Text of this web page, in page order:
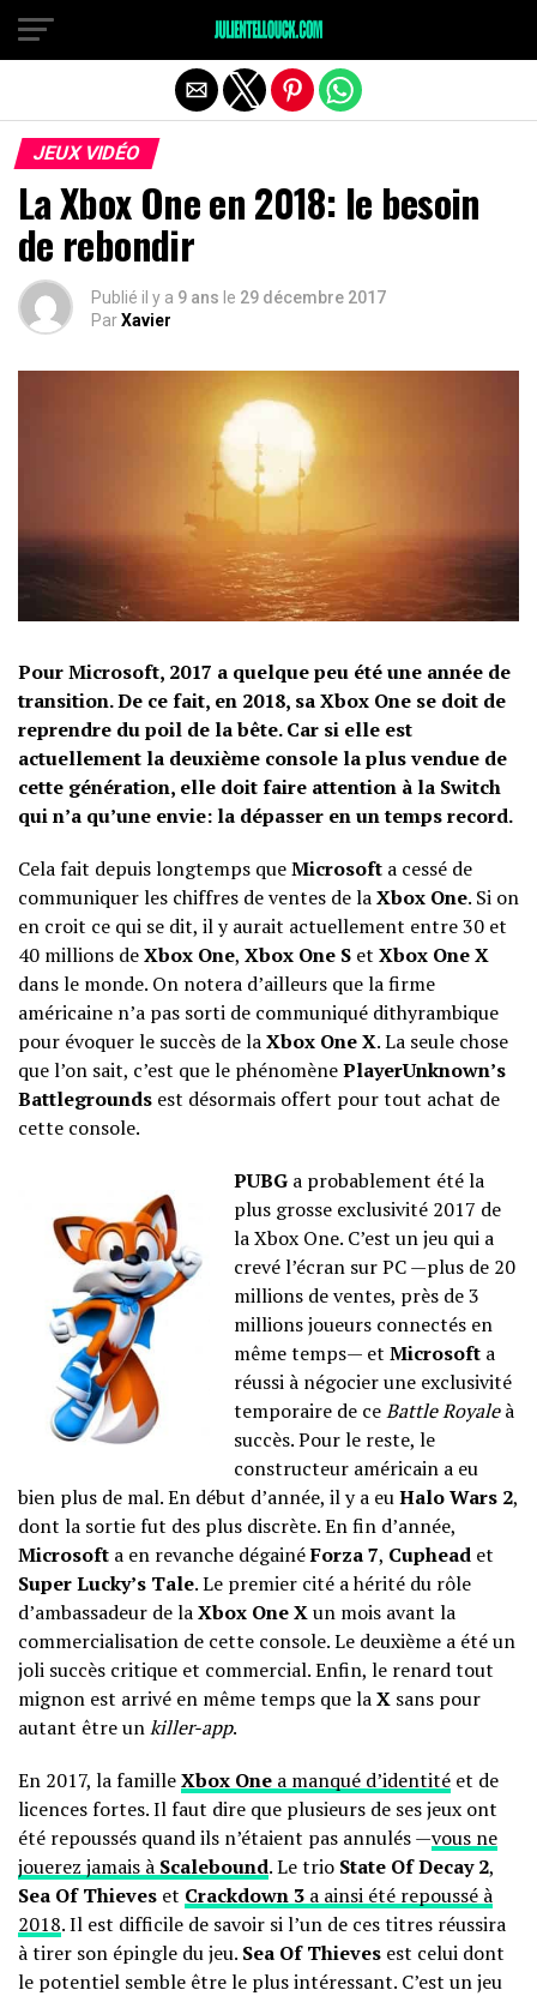
JEUX VIDÉO
La Xbox One en 2018: le besoin
de rebondir
Publié il y a 9 ans le 29 décembre 2017
ParXavier
Pour Microsoft, 2017 a quelque peu été une année de
transition. De ce fait, en 2018, sa Xbox One se doit de
reprendre du poil de la bête. Car si elle est
actuellement la deuxième console la plus vendue de
cette génération, elle doit faire attention à la Switch
qui n’a qu’une envie: la dépasser en un temps record.
Cela fait depuis longtemps queMicrosoft a cessé de
communiquer les chiffres de ventes de laXbox One. Si on
en croit ce qui se dit, il y aurait actuellement entre 30 et
40 millions deXbox One, Xbox One S et Xbox One X
dans le monde. On notera d’ailleurs que la firme
américaine n’a pas sorti de communiqué dithyrambique
pour évoquer le succès de laXbox One X. La seule chose
que l’on sait, c’est que le phénomènePlayerUnknown’s
Battlegrounds est désormais offert pour tout achat de
cette console.
PUBG a probablement été la
plus grosse exclusivité 2017 de
la Xbox One. C’est un jeu qui a
crevé l’écran sur PC —plus de 20
millions de ventes, près de 3
millions joueurs connectés en
même temps— et Microsoft a
réussi à négocier une exclusivité
temporaire de ceBattle Royaleà
succès. Pour le reste, le
constructeur américain a eu
bien plus de mal. En début d’année, il y a euHalo Wars 2,
dont la sortie fut des plus discrète. En fin d’année,
Microsoft a en revanche dégainéForza 7, Cuphead et
Super Lucky’s Tale. Le premier cité a hérité du rôle
d’ambassadeur de laXbox One Xun mois avant la
commercialisation de cette console. Le deuxième a été un
joli succès critique et commercial. Enfin, le renard tout
mignon est arrivé en même temps que laX sans pour
autant être unkiller-app.
En 2017, la familleXbox One a manqué d’identité et de
licences fortes. Il faut dire que plusieurs de ses jeux ont
été repoussés quand ils n’étaient pas annulés —vous ne
jouerez jamais à Scalebound. Le trio State Of Decay 2,
Sea Of Thieves et Crackdown 3 a ainsi été repoussé à
2018. Il est difficile de savoir si l’un de ces titres réussira
à tirer son épingle du jeu. Sea Of Thieves est celui dont
le potentiel semble être le plus intéressant. C’est un jeu